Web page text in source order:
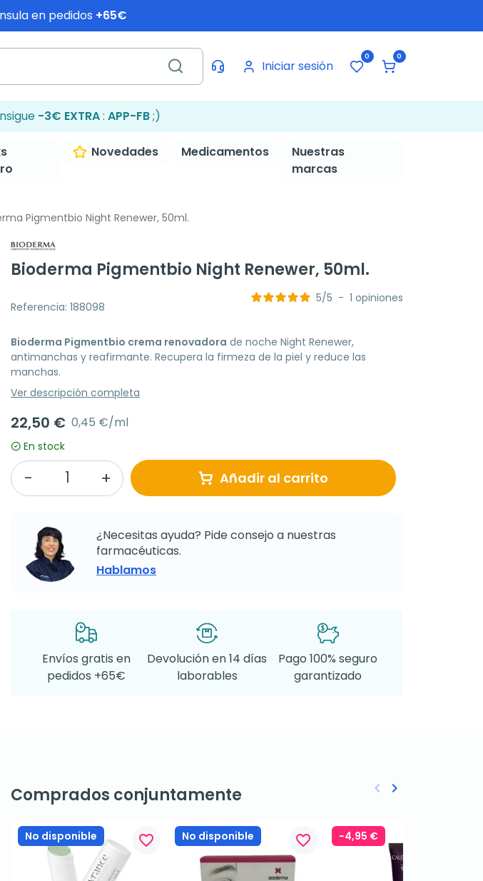
en pedidos +65€
Iniciar sesión
0 0
-3€ EXTRA: APP-FB;)
Novedades Medicamentos
Nuestras
marcas
Pigmentbio Night Renewer, 50ml.
Bioderma Pigmentbio Night Renewer, 50ml.
Referencia: 188098
5/5 - 1 opiniones
Bioderma Pigmentbio crema renovadora de noche Night Renewer,
antimanchas y reafirmante. Recupera la firmeza de la piel y reduce las
manchas.
Ver descripción completa
22,50 € 0,45 €/ml
En stock
Añadir al carrito
¿Necesitas ayuda? Pide consejo a nuestras
farmacéuticas.
Hablamos
Envíos gratis en
pedidos +65€
Devolución en 14 días
laborables
Pago 100% seguro
garantizado
Comprados conjuntamente
No disponible favorite_border No disponible favorite_border -4,95 €
Anterior
keyboard_arrow_left Siguiente
keyboard_arrow_right